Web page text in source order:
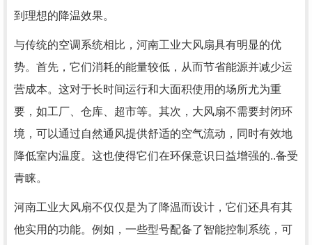
到理想的降温效果。
与传统的空调系统相比，河南工业大风扇具有明显的优
势。首先，它们消耗的能量较低，从而节省能源并减少运
营成本。这对于长时间运行和大面积使用的场所尤为重
要，如工厂、仓库、超市等。其次，大风扇不需要封闭环
境，可以通过自然通风提供舒适的空气流动，同时有效地
降低室内温度。这也使得它们在环保意识日益增强的..备受
青睐。
河南工业大风扇不仅仅是为了降温而设计，它们还具有其
他实用的功能。例如，一些型号配备了智能控制系统，可